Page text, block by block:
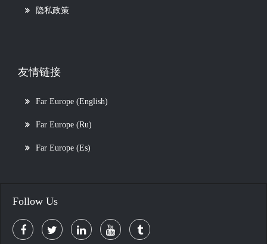
隐私政策
友情链接
Far Europe (English)
Far Europe (Ru)
Far Europe (Es)
Follow Us